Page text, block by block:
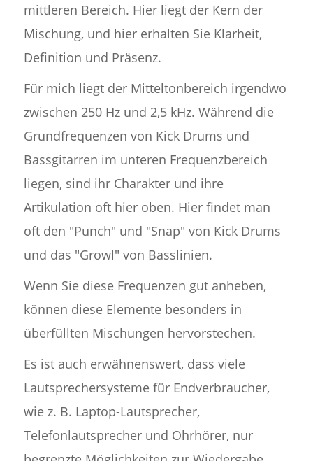
mittleren Bereich. Hier liegt der Kern der
Mischung, und hier erhalten Sie Klarheit,
Definition und Präsenz.
Für mich liegt der Mitteltonbereich irgendwo
zwischen 250 Hz und 2,5 kHz. Während die
Grundfrequenzen von Kick Drums und
Bassgitarren im unteren Frequenzbereich
liegen, sind ihr Charakter und ihre
Artikulation oft hier oben. Hier findet man
oft den "Punch" und "Snap" von Kick Drums
und das "Growl" von Basslinien.
Wenn Sie diese Frequenzen gut anheben,
können diese Elemente besonders in
überfüllten Mischungen hervorstechen.
Es ist auch erwähnenswert, dass viele
Lautsprechersysteme für Endverbraucher,
wie z. B. Laptop-Lautsprecher,
Telefonlautsprecher und Ohrhörer, nur